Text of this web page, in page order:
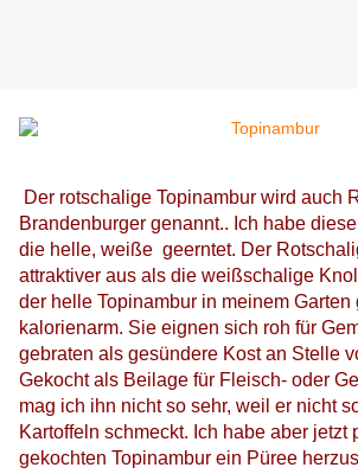
Der rotschalige Topinambur wird auch
Brandenburger genannt.. Ich habe
die helle, weiße geerntet. Der
attraktiver aus als die weißschalige
der helle Topinambur in meinem Garten
kalorienarm. Sie eignen sich roh für
gebraten als gesündere Kost an Stelle
Gekocht als Beilage für Fleisch- oder
mag ich ihn nicht so sehr, weil er nicht
Kartoffeln schmeckt. Ich habe aber jetzt
gekochten Topinambur ein Püree